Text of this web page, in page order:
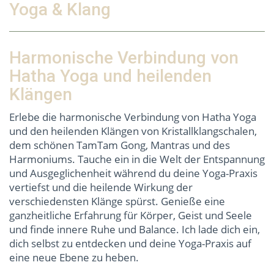
Yoga & Klang
Harmonische Verbindung von
Hatha Yoga und heilenden
Klängen
Erlebe die harmonische Verbindung von Hatha Yoga
und den heilenden Klängen von Kristallklangschalen,
dem schönen TamTam Gong, Mantras und des
Harmoniums. Tauche ein in die Welt der Entspannung
und Ausgeglichenheit während du deine Yoga-Praxis
vertiefst und die heilende Wirkung der
verschiedensten Klänge spürst. Genieße eine
ganzheitliche Erfahrung für Körper, Geist und Seele
und finde innere Ruhe und Balance. Ich lade dich ein,
dich selbst zu entdecken und deine Yoga-Praxis auf
eine neue Ebene zu heben.